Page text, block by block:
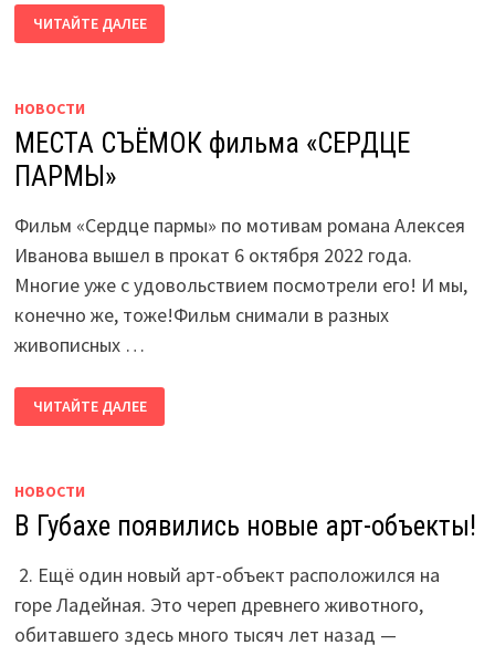
ВЛАСТИ
ПЕРМСКОГО
КРАЯ
ПО
ЧИТАЙТЕ ДАЛЕЕ
НОВОСТИ
МЕСТА СЪЁМОК фильма «СЕРДЦЕ
ПАРМЫ»
Фильм «Сердце пармы» по мотивам романа Алексея
Иванова вышел в прокат 6 октября 2022 года.
Многие уже с удовольствием посмотрели его! И мы,
конечно же, тоже!Фильм снимали в разных
живописных …
МЕСТА
СЪЁМОК
ФИЛЬМА
ЧИТАЙТЕ ДАЛЕЕ
НОВОСТИ
В Губахе появились новые арт-объекты!
2. Ещё один новый арт-объект расположился на
горе Ладейная. Это череп древнего животного,
обитавшего здесь много тысяч лет назад —